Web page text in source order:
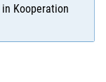
in Kooperation